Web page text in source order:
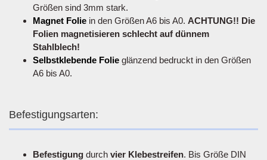
Größen sind 3mm stark.
Magnet Folie in den Größen A6 bis A0. ACHTUNG!! Die
Folien magnetisieren schlecht auf dünnem
Stahlblech!
Selbstklebende Folie glänzend bedruckt in den Größen
A6 bis A0.
Befestigungsarten:
Befestigung durch vier Klebestreifen. Bis Größe DIN